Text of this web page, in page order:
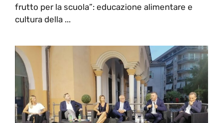
frutto per la scuola”: educazione alimentare e
cultura della ...